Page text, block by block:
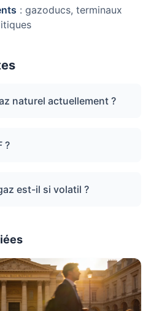
: gazoducs, terminaux
naturel actuellement ?
?
est-il si volatil ?